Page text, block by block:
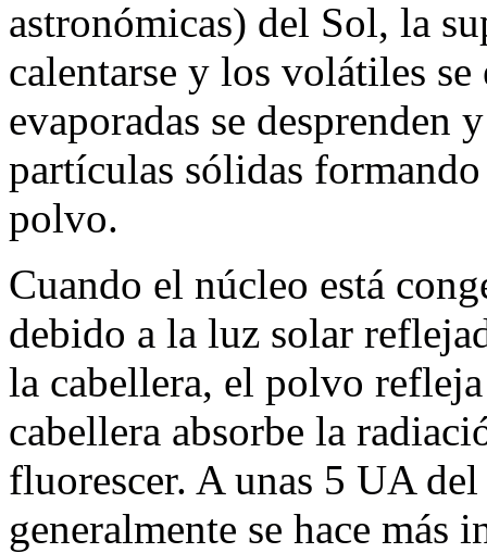
astronómicas) del Sol, la
calentarse y los volátiles
evaporadas se desprenden
partículas sólidas
polvo.
Cuando el núcleo está
debido a la luz solar
la cabellera, el polvo
cabellera absorbe la
fluorescer. A unas 5 UA
generalmente se hace más